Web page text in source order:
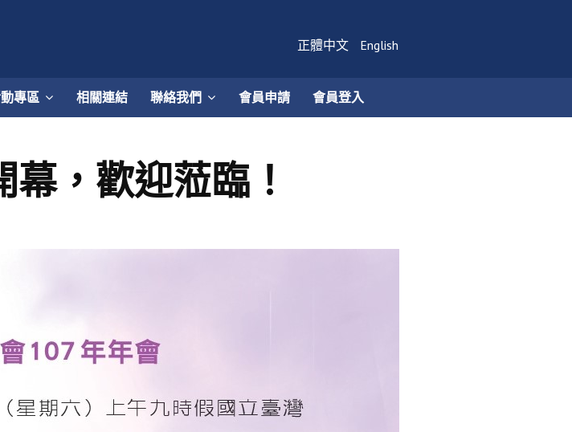
正體中文 English
專區 相關連結 聯絡我們 會員申請 會員登入
，歡迎蒞臨！